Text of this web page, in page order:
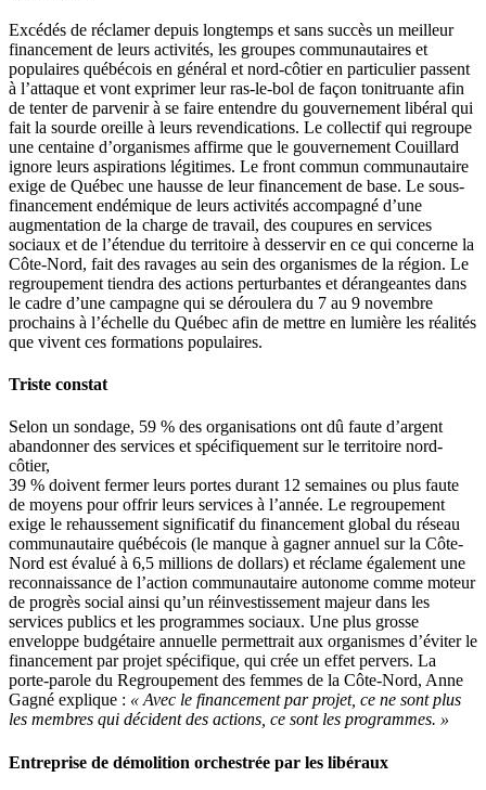
Excédés de réclamer depuis longtemps et sans succès un meilleur
financement de leurs activités, les groupes communautaires et
populaires québécois en général et nord-côtier en particulier passent
à l’attaque et vont exprimer leur ras-le-bol de façon tonitruante afin
de tenter de parvenir à se faire entendre du gouvernement libéral qui
fait la sourde oreille à leurs revendications. Le collectif qui regroupe
une centaine d’organismes affirme que le gouvernement Couillard
ignore leurs aspirations légitimes. Le front commun communautaire
exige de Québec une hausse de leur financement de base. Le sous-
financement endémique de leurs activités accompagné d’une
augmentation de la charge de travail, des coupures en services
sociaux et de l’étendue du territoire à desservir en ce qui concerne la
Côte-Nord, fait des ravages au sein des organismes de la région. Le
regroupement tiendra des actions perturbantes et dérangeantes dans
le cadre d’une campagne qui se déroulera du 7 au 9 novembre
prochains à l’échelle du Québec afin de mettre en lumière les réalités
que vivent ces formations populaires.
Triste constat
Selon un sondage, 59 % des organisations ont dû faute d’argent
abandonner des services et spécifiquement sur le territoire nord-
côtier,
39 % doivent fermer leurs portes durant 12 semaines ou plus faute
de moyens pour offrir leurs services à l’année. Le regroupement
exige le rehaussement significatif du financement global du réseau
communautaire québécois (le manque à gagner annuel sur la Côte-
Nord est évalué à 6,5 millions de dollars) et réclame également une
reconnaissance de l’action communautaire autonome comme moteur
de progrès social ainsi qu’un réinvestissement majeur dans les
services publics et les programmes sociaux. Une plus grosse
enveloppe budgétaire annuelle permettrait aux organismes d’éviter le
financement par projet spécifique, qui crée un effet pervers. La
porte-parole du Regroupement des femmes de la Côte-Nord, Anne
Gagné explique : « Avec le financement par projet, ce ne sont plus
les membres qui décident des actions, ce sont les programmes. »
Entreprise de démolition orchestrée par les libéraux